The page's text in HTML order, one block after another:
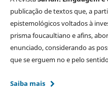
publicação de textos que, a
epistemológicos voltados à
prisma foucaultiano e afins,
enunciado, considerando as
que se erguem no e pelo
Saiba mais